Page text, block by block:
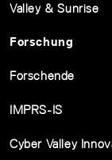
Valley & Sunrise
Forschung
Forschende
IMPRS-IS
Cyber Valley